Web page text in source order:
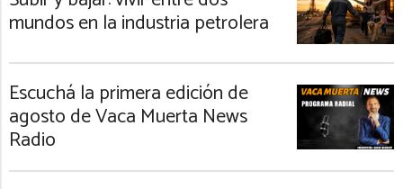
mundos en la industria petrolera
Escuchá la primera edición de
agosto de Vaca Muerta News
Radio